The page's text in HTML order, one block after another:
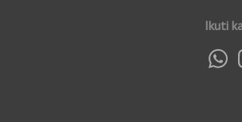
Ikuti